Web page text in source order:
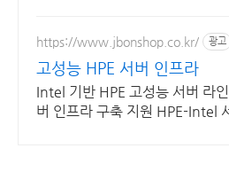
https://www.jbonshop.co.kr/ 광고
고성능 HPE 서버 인프라
Intel 기반 HPE 고성능 서버 라
버 인프라 구축 지원 HPE-Intel